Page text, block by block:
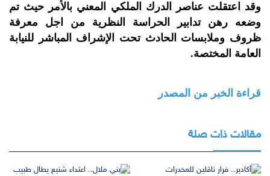
وقد اعتقلت عناصر الدرك الملكي المعني بالأمر حيث تم
وضعه رهن تدابير الحراسة النظرية من اجل معرفة
ظروف وملابسات الحادث تحت الإشراف المباشر للنيابة
العامة المختصة.
قراءة الخبر من المصدر
مقالات ذات صلة